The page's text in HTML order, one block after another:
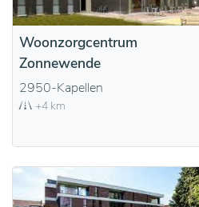
Woonzorgcentrum
Zonnewende
2950-Kapellen
+4 km